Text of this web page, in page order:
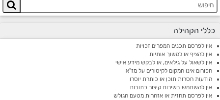
כללי הקהילה
אין לפרסם תכנים המפרים זכויות
אין להציף או למשוך אותיות
אין לשאול על גילאים, או לבקש מידע אישי
הפורום אינו המקום לקיטורים על מז"א
הודעות חסרות תוכן או כותרת יוסרו
אין להשתמש בשירות קיצור כתובות
אין לפרסם תחזית או אזהרות מטעם הגולש